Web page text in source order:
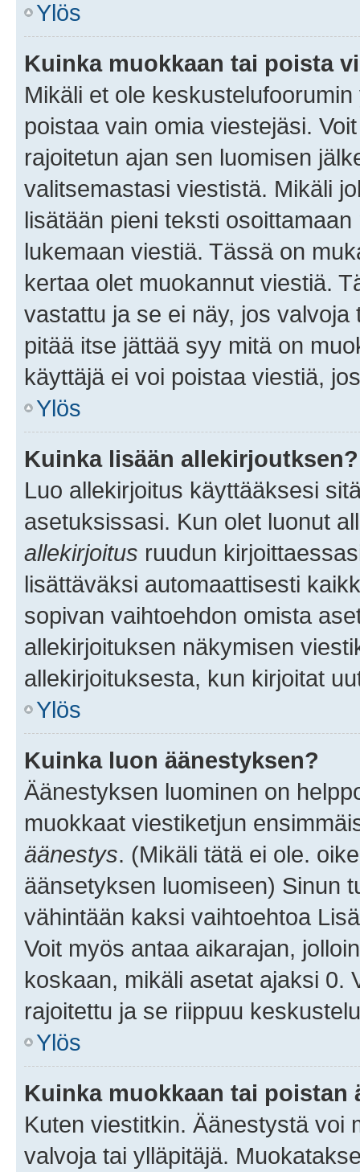
Ylös
Kuinka muokkaan tai poista
Mikäli et ole
poistaa vain omia viestejäsi.
rajoitetun ajan sen luomisen
valitsemastasi viestistä. Mikäli
lisätään pieni teksti
lukemaan viestiä. Tässä on
kertaa olet muokannut viestiä.
vastattu ja se ei näy, jos
pitää itse jättää syy mitä on
käyttäjä ei voi poistaa viestiä,
Ylös
Kuinka lisään allekirjoutksen?
Luo allekirjoitus käyttääksesi
asetuksissasi. Kun olet luonut
allekirjoitus ruudun
lisättäväksi automaattisesti
sopivan vaihtoehdon omista
allekirjoituksen näkymisen
allekirjoituksesta, kun kirjoitat
Ylös
Kuinka luon äänestyksen?
Äänestyksen luominen on
muokkaat viestiketjun
äänestys. (Mikäli tätä ei ole.
äänsetyksen luomiseen) Sinun
vähintään kaksi vaihtoehtoa
Voit myös antaa aikarajan,
koskaan, mikäli asetat ajaksi 0.
rajoitettu ja se riippuu
Ylös
Kuinka muokkaan tai poistan
Kuten viestitkin. Äänestystä voi
valvoja tai ylläpitäjä.